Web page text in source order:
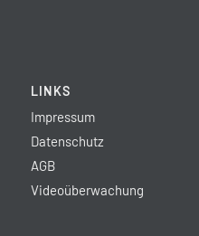
LINKS
Impressum
Datenschutz
AGB
Videoüberwachung